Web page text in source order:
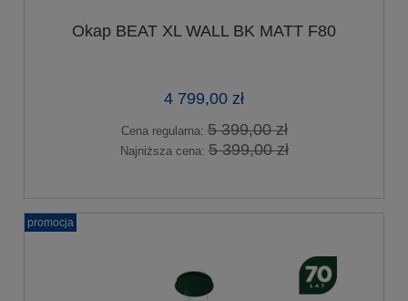
Okap BEAT XL WALL BK MATT F80
4 799,00 zł
Cena regularna:5 399,00 zł
Najniższa cena:5 399,00 zł
promocja